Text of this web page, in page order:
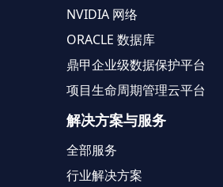
NVIDIA 网络
ORACLE 数据库
鼎甲企业级数据保护平台
项目生命周期管理云平台
解决方案与服务
全部服务
行业解决方案